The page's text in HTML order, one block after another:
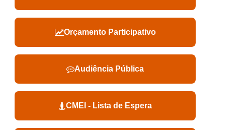
Orçamento Participativo
Audiência Pública
CMEI - Lista de Espera